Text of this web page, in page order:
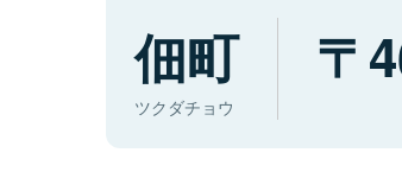
佃町
ツクダチョウ